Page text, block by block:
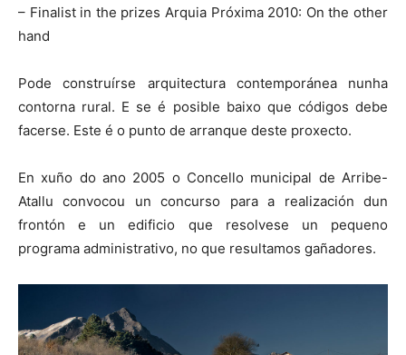
– Finalist in the prizes Arquia Próxima 2010: On the other
hand
Pode construírse arquitectura contemporánea nunha
contorna rural. E se é posible baixo que códigos debe
facerse. Este é o punto de arranque deste proxecto.
En xuño do ano 2005 o Concello municipal de Arribe-
Atallu convocou un concurso para a realización dun
frontón e un edificio que resolvese un pequeno
programa administrativo, no que resultamos gañadores.